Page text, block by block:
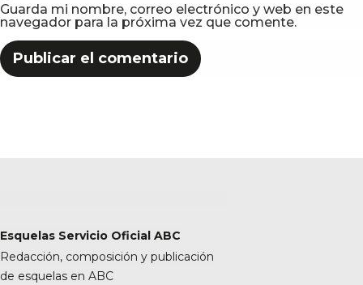
Guarda mi nombre, correo electrónico y web en este
navegador para la próxima vez que comente.
Esquelas Servicio Oficial ABC
Redacción, composición y publicación
de esquelas en ABC